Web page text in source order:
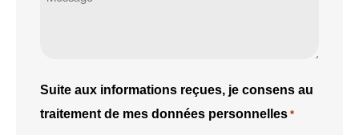
Suite aux informations reçues, je consens au
traitement de mes données personnelles *